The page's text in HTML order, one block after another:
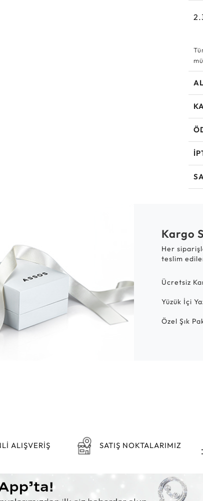
Kargo
Her
teslim
Ücretsiz
Yüzük İçi
Özel Şık
ALIŞVERİŞ SATIŞ NOKTALARIMIZ